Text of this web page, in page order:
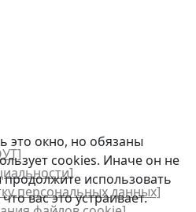
это окно, но обязаны
cookies. Иначе он не
продолжите использовать
вас это устраивает.
персональных данных]